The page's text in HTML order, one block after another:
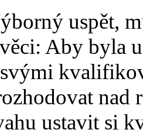
uspět,
Aby byla
nad
ustavit si